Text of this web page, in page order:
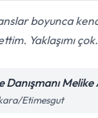
boyunca
Yaklaşımı
Danışmanı
Etimesgut